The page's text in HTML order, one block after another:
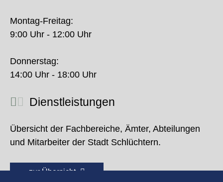
Montag-Freitag:
9:00 Uhr - 12:00 Uhr
Donnerstag:
14:00 Uhr - 18:00 Uhr
Dienstleistungen
Übersicht der Fachbereiche, Ämter, Abteilungen
und Mitarbeiter der Stadt Schlüchtern.
zur Übersicht